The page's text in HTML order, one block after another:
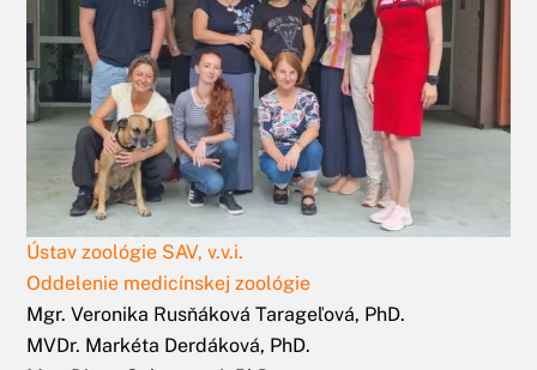
Ústav zoológie SAV, v.v.i.
Oddelenie medicínskej zoológie
Mgr. Veronika Rusňáková Tarageľová, PhD.
MVDr. Markéta Derdáková, PhD.